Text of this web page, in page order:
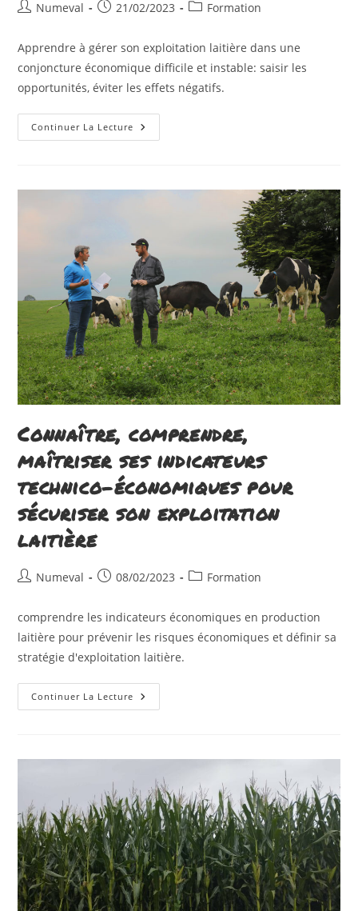
Auteur/autrice
publication :
Numeval
Publication
21/02/2023
PostFormation
Apprendre à gérer son exploitation laitière dans une
conjoncture économique difficile et instable: saisir les
opportunités, éviter les effets négatifs.
Continuer La Lecture Gérer
Son
Contexte
Connaître, comprendre,
maîtriser ses indicateurs
technico-économiques pour
sécuriser son exploitation
laitière
Auteur/autrice
publication :
Numeval
Publication
08/02/2023
PostFormation
comprendre les indicateurs économiques en production
laitière pour prévenir les risques économiques et définir sa
stratégie d'exploitation laitière.
Continuer La Lecture Connaître,
Comprendre,
Économiques
Sécuriser
Son
Exploitation
Laitière